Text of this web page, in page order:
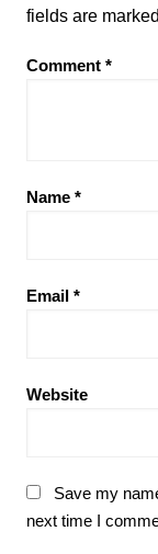
fields are marked
Comment *
Name *
Email *
Website
Save my
next time I